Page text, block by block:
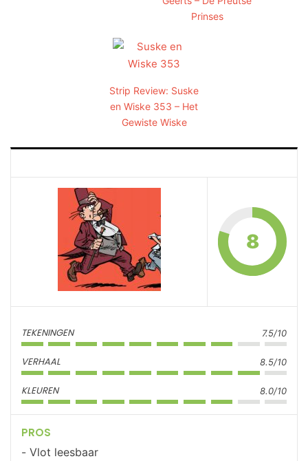
Prinses
Strip Review: Suske
en Wiske 353 – Het
Gewiste Wiske
8
TEKENINGEN 7.5/10
VERHAAL 8.5/10
KLEUREN 8.0/10
PROS
Vlot leesbaar